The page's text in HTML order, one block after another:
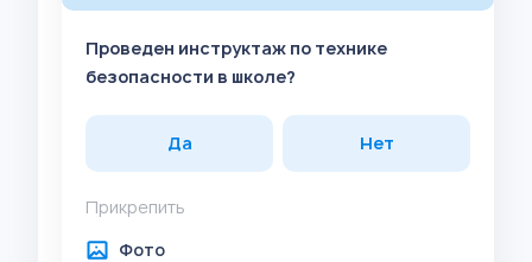
Проведен инструктаж по технике
безопасности в школе?
Да Нет
Прикрепить
Фото